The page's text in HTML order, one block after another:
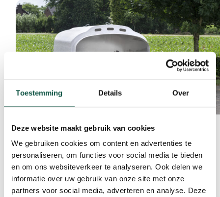
Toestemming Details Over
Deze website maakt gebruik van cookies
We gebruiken cookies om content en advertenties te
personaliseren, om functies voor social media te bieden
en om ons websiteverkeer te analyseren. Ook delen we
informatie over uw gebruik van onze site met onze
partners voor social media, adverteren en analyse. Deze
订阅我们的时事通讯！